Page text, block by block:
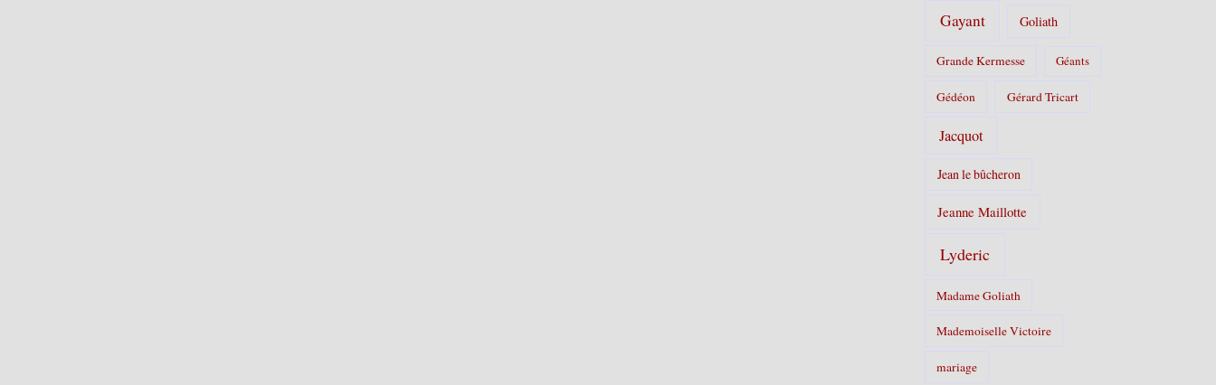
Gayant Goliath
Grande Kermesse Géants
Gédéon Gérard Tricart
Jacquot
Jean le bûcheron
Jeanne Maillotte
Lyderic
Madame Goliath
Mademoiselle Victoire
mariage